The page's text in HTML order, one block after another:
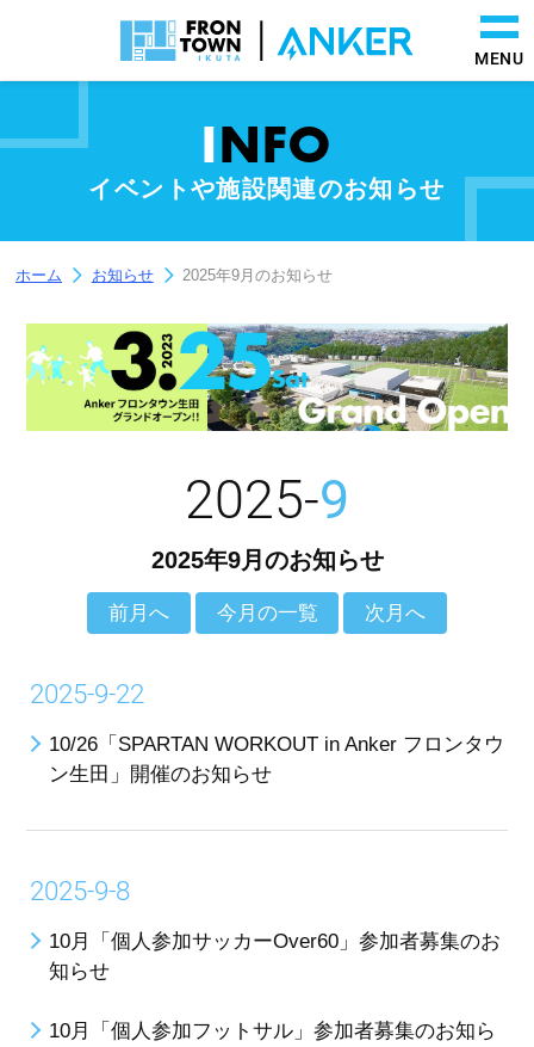
MENU
NFO
イベントや施設関連のお知らせ
ホーム お知らせ 2025年9月のお知らせ
2025-9
2025年9月のお知らせ
前月へ 今月の一覧 次月へ
2025-9-22
10/26「SPARTAN WORKOUT in Anker フロンタウ
ン生田」開催のお知らせ
2025-9-8
10月「個人参加サッカーOver60」参加者募集のお
知らせ
10月「個人参加フットサル」参加者募集のお知ら